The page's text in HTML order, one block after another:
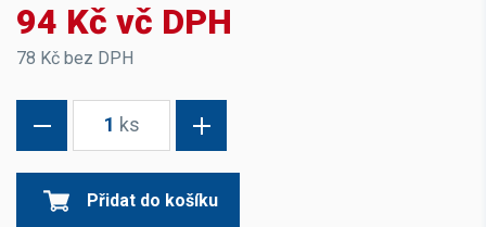
94 Kč vč DPH
78 Kč bez DPH
1 ks
Přidat do košíku